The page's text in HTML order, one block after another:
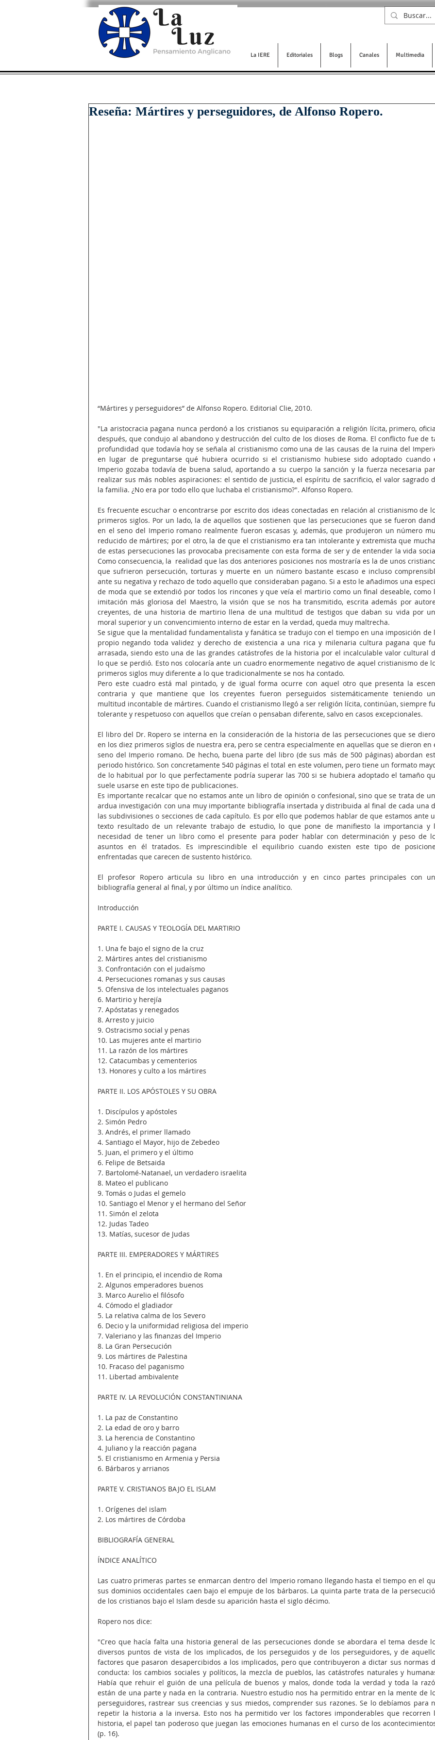
La IERE Editoriales Blogs Canales Multimedia
Reseña: Mártires y perseguidores, de Alfonso Ropero.
“Mártires y perseguidores” de Alfonso Ropero. Editorial Clie, 2010.
"La aristocracia pagana nunca perdonó a los cristianos su equiparación a religión lícita, primero,
después, que condujo al abandono y destrucción del culto de los dioses de Roma. El conflicto fue de
profundidad que todavía hoy se señala al cristianismo como una de las causas de la ruina del
en lugar de preguntarse qué hubiera ocurrido si el cristianismo hubiese sido adoptado cuando
Imperio gozaba todavía de buena salud, aportando a su cuerpo la sanción y la fuerza necesaria
realizar sus más nobles aspiraciones: el sentido de justicia, el espíritu de sacrificio, el valor sagrado
la familia. ¿No era por todo ello que luchaba el cristianismo?". Alfonso Ropero.
Es frecuente escuchar o encontrarse por escrito dos ideas conectadas en relación al cristianismo de
primeros siglos. Por un lado, la de aquellos que sostienen que las persecuciones que se fueron
en el seno del Imperio romano realmente fueron escasas y, además, que produjeron un número
reducido de mártires; por el otro, la de que el cristianismo era tan intolerante y extremista que
de estas persecuciones las provocaba precisamente con esta forma de ser y de entender la vida
Como consecuencia, la  realidad que las dos anteriores posiciones nos mostraría es la de unos
que sufrieron persecución, torturas y muerte en un número bastante escaso e incluso
ante su negativa y rechazo de todo aquello que consideraban pagano. Si a esto le añadimos una
de moda que se extendió por todos los rincones y que veía el martirio como un final deseable, como
imitación más gloriosa del Maestro, la visión que se nos ha transmitido, escrita además por
creyentes, de una historia de martirio llena de una multitud de testigos que daban su vida por
moral superior y un convencimiento interno de estar en la verdad, queda muy maltrecha.
Se sigue que la mentalidad fundamentalista y fanática se tradujo con el tiempo en una imposición de
propio negando toda validez y derecho de existencia a una rica y milenaria cultura pagana que
arrasada, siendo esto una de las grandes catástrofes de la historia por el incalculable valor cultural
lo que se perdió. Esto nos colocaría ante un cuadro enormemente negativo de aquel cristianismo de
primeros siglos muy diferente a lo que tradicionalmente se nos ha contado.
Pero este cuadro está mal pintado, y de igual forma ocurre con aquel otro que presenta la
contraria y que mantiene que los creyentes fueron perseguidos sistemáticamente teniendo
multitud incontable de mártires. Cuando el cristianismo llegó a ser religión lícita, continúan, siempre
tolerante y respetuoso con aquellos que creían o pensaban diferente, salvo en casos excepcionales.
El libro del Dr. Ropero se interna en la consideración de la historia de las persecuciones que se
en los diez primeros siglos de nuestra era, pero se centra especialmente en aquellas que se dieron en
seno del Imperio romano. De hecho, buena parte del libro (de sus más de 500 páginas) abordan
periodo histórico. Son concretamente 540 páginas el total en este volumen, pero tiene un formato
de lo habitual por lo que perfectamente podría superar las 700 si se hubiera adoptado el tamaño
suele usarse en este tipo de publicaciones.
Es importante recalcar que no estamos ante un libro de opinión o confesional, sino que se trata de
ardua investigación con una muy importante bibliografía insertada y distribuida al final de cada una
las subdivisiones o secciones de cada capítulo. Es por ello que podemos hablar de que estamos ante
texto resultado de un relevante trabajo de estudio, lo que pone de manifiesto la importancia y
necesidad de tener un libro como el presente para poder hablar con determinación y peso de
asuntos en él tratados. Es imprescindible el equilibrio cuando existen este tipo de
enfrentadas que carecen de sustento histórico.
El profesor Ropero articula su libro en una introducción y en cinco partes principales con
bibliografía general al final, y por último un índice analítico.
Introducción
PARTE I. CAUSAS Y TEOLOGÍA DEL MARTIRIO
1. Una fe bajo el signo de la cruz
2. Mártires antes del cristianismo
3. Confrontación con el judaísmo
4. Persecuciones romanas y sus causas
5. Ofensiva de los intelectuales paganos
6. Martirio y herejía
7. Apóstatas y renegados
8. Arresto y juicio
9. Ostracismo social y penas
10. Las mujeres ante el martirio
11. La razón de los mártires
12. Catacumbas y cementerios
13. Honores y culto a los mártires
PARTE II. LOS APÓSTOLES Y SU OBRA
1. Discípulos y apóstoles
2. Simón Pedro
3. Andrés, el primer llamado
4. Santiago el Mayor, hijo de Zebedeo
5. Juan, el primero y el último
6. Felipe de Betsaida
7. Bartolomé-Natanael, un verdadero israelita
8. Mateo el publicano
9. Tomás o Judas el gemelo
10. Santiago el Menor y el hermano del Señor
11. Simón el zelota
12. Judas Tadeo
13. Matías, sucesor de Judas
PARTE III. EMPERADORES Y MÁRTIRES
1. En el principio, el incendio de Roma
2. Algunos emperadores buenos
3. Marco Aurelio el filósofo
4. Cómodo el gladiador
5. La relativa calma de los Severo
6. Decio y la uniformidad religiosa del imperio
7. Valeriano y las finanzas del Imperio
8. La Gran Persecución
9. Los mártires de Palestina
10. Fracaso del paganismo
11. Libertad ambivalente
PARTE IV. LA REVOLUCIÓN CONSTANTINIANA
1. La paz de Constantino
2. La edad de oro y barro
3. La herencia de Constantino
4. Juliano y la reacción pagana
5. El cristianismo en Armenia y Persia
6. Bárbaros y arrianos
PARTE V. CRISTIANOS BAJO EL ISLAM
1. Orígenes del islam
2. Los mártires de Córdoba
BIBLIOGRAFÍA GENERAL
ÍNDICE ANALÍTICO
Las cuatro primeras partes se enmarcan dentro del Imperio romano llegando hasta el tiempo en el
sus dominios occidentales caen bajo el empuje de los bárbaros. La quinta parte trata de la
de los cristianos bajo el Islam desde su aparición hasta el siglo décimo.
Ropero nos dice:
"Creo que hacía falta una historia general de las persecuciones donde se abordara el tema desde
diversos puntos de vista de los implicados, de los perseguidos y de los perseguidores, y de
factores que pasaron desapercibidos a los implicados, pero que contribuyeron a dictar sus normas
conducta: los cambios sociales y políticos, la mezcla de pueblos, las catástrofes naturales y
Había que rehuir el guión de una película de buenos y malos, donde toda la verdad y toda la
están de una parte y nada en la contraria. Nuestro estudio nos ha permitido entrar en la mente de
perseguidores, rastrear sus creencias y sus miedos, comprender sus razones. Se lo debíamos para
repetir la historia a la inversa. Esto nos ha permitido ver los factores imponderables que recorren
historia, el papel tan poderoso que juegan las emociones humanas en el curso de los
(p. 16).